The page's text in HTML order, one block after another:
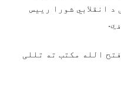
انقلابي شورا رییس
الله مکتب ته تللی